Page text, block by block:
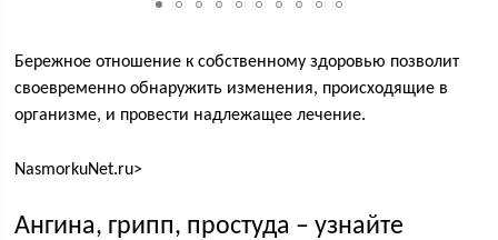
Бережное отношение к собственному здоровью позволит
своевременно обнаружить изменения, происходящие в
организме, и провести надлежащее лечение.
NasmorkuNet.ru⁫>
Ангина, грипп, простуда – узнайте